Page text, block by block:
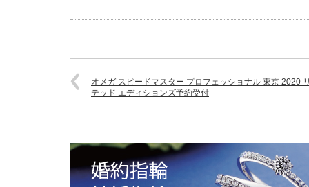
オメガ スピードマスター プロフェッショナル 東京 2020
テッド エディションズ予約受付